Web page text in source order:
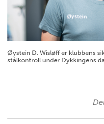
Øystein D. Wisløff er klubbens
stålkontroll under Dykkingens